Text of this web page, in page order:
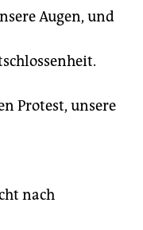
Augen, und
Protest, unsere
nach